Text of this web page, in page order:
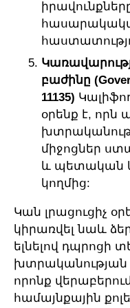
բաժինը
11135)
օրենք է, որն
միջոցներ
և պետական
կողմից:
Կան լրացուցիչ
կիրառվել նաև
ելնելով դպրոցի
խտրականության
որոնք
համայնքային